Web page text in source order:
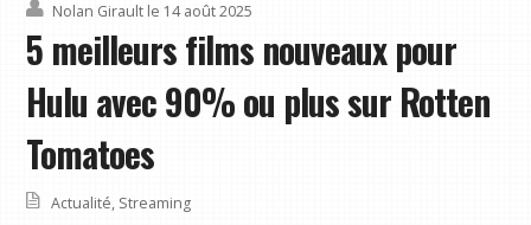
Nolan Girault le 14 août 2025
5 meilleurs films nouveaux pour
Hulu avec 90% ou plus sur Rotten
Tomatoes
Actualité, Streaming